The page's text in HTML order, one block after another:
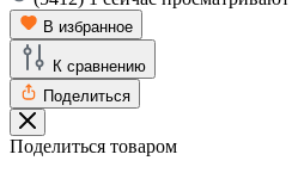
В избранное
К сравнению
Поделиться
Поделиться товаром